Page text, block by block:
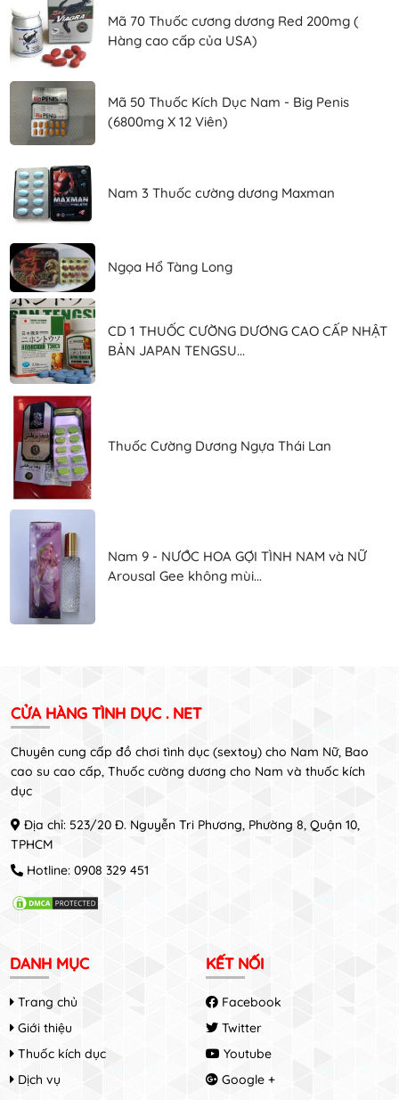
Mã 70 Thuốc cương dương Red 200mg (
Hàng cao cấp của USA)
Mã 50 Thuốc Kích Dục Nam - Big Penis
(6800mg X 12 Viên)
Nam 3 Thuốc cường dương Maxman
Ngọa Hổ Tàng Long
CD 1 THUỐC CƯỜNG DƯƠNG CAO CẤP NHẬT
BẢN JAPAN TENGSU...
Thuốc Cường Dương Ngựa Thái Lan
Nam 9 - NƯỚC HOA GỢI TÌNH NAM và NỮ
Arousal Gee không mùi...
CỬA HÀNG TÌNH DỤC . NET
Chuyên cung cấp đồ chơi tình dục (sextoy) cho Nam Nữ, Bao
cao su cao cấp, Thuốc cường dương cho Nam và thuốc kích
dục
Địa chỉ: 523/20 Đ. Nguyễn Tri Phương, Phường 8, Quận 10,
TPHCM
Hotline: 0908 329 451
DANH MỤC
Trang chủ
Giới thiệu
Thuốc kích dục
Dịch vụ
KẾT NỐI
Facebook
Twitter
Youtube
Google +